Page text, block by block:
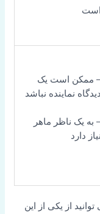
یک
نباشد
ماهر
از این